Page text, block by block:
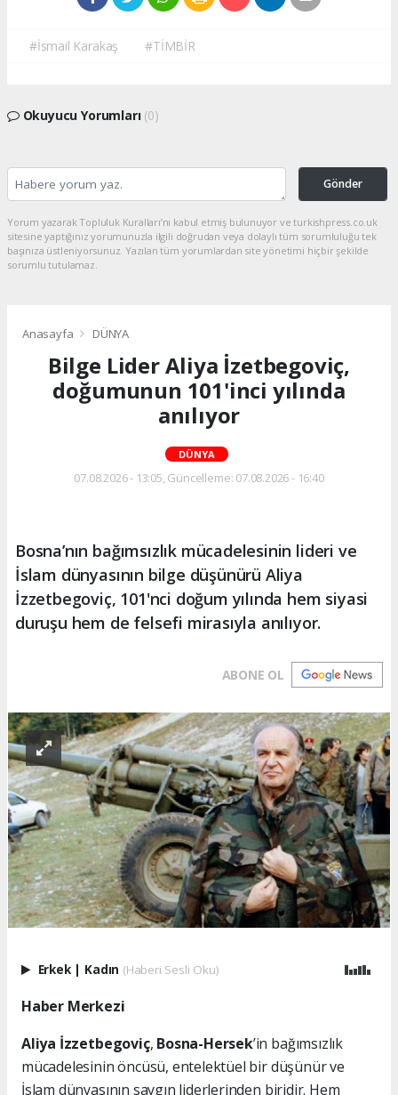
#İsmail Karakaş #TİMBİR
Okuyucu Yorumları (0)
Gönder
Yorum yazarak Topluluk Kuralları’nı kabul etmiş bulunuyor ve turkishpress.co.uk
sitesine yaptığınız yorumunuzla ilgili doğrudan veya dolaylı tüm sorumluluğu tek
başınıza üstleniyorsunuz. Yazılan tüm yorumlardan site yönetimi hiçbir şekilde
sorumlu tutulamaz.
Anasayfa DÜNYA
Bilge Lider Aliya İzetbegoviç,
doğumunun 101'inci yılında
anılıyor
DÜNYA
07.08.2026 - 13:05, Güncelleme: 07.08.2026 - 16:40
Bosna’nın bağımsızlık mücadelesinin lideri ve
İslam dünyasının bilge düşünürü Aliya
İzzetbegoviç, 101'nci doğum yılında hem siyasi
duruşu hem de felsefi mirasıyla anılıyor.
ABONE OL
Erkek | Kadın (Haberi Sesli Oku)
Haber Merkezi
Aliya İzzetbegoviç, Bosna-Hersek’in bağımsızlık
mücadelesinin öncüsü, entelektüel bir düşünür ve
İslam dünyasının saygın liderlerinden biridir. Hem